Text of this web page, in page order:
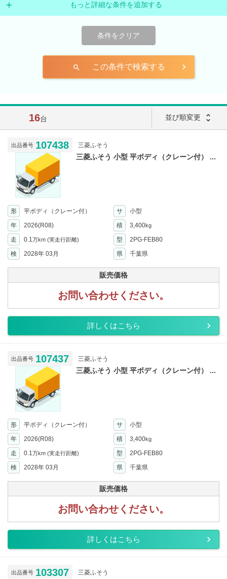
もっと詳細な条件を追加する
条件をクリア
search この条件で検索する
16台 並び順変更 unfold_more
出品番号 107438 三菱ふそう
三菱ふそう 小型 平ボディ（クレーン付） ...
形 平ボディ（クレーン付） サ
小型
年
2026(R08) 積 3,400kg
走 0.1万km (実走行距離) 型
2PG-FEB80
検
2028年 03月 県 千葉県
販売価格
お問い合わせください。
詳しくはこちら
出品番号 107437 三菱ふそう
三菱ふそう 小型 平ボディ（クレーン付） ...
形 平ボディ（クレーン付） サ
小型
年
2026(R08) 積 3,400kg
走 0.1万km (実走行距離) 型
2PG-FEB80
検
2028年 03月 県 千葉県
販売価格
お問い合わせください。
詳しくはこちら
出品番号 103307 三菱ふそう